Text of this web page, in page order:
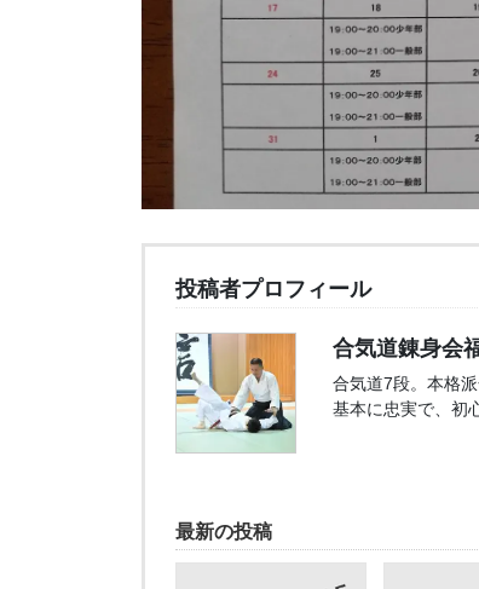
投稿者プロフィール
合気道錬身会
合気道7段。本格
基本に忠実で、初
最新の投稿